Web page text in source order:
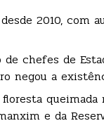
2010, com
chefes de
negou a
e da